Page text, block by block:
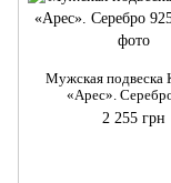
Мужская подвеска
«Арес».
2 255 грн